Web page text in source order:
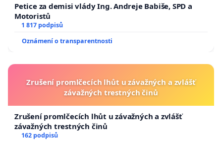
Petice za demisi vlády Ing. Andreje Babiše, SPD a
Motoristů
1 817 podpisů
Oznámení o transparentnosti
Zrušení promlčecích lhůt u závažných a zvlášť
závažných trestných činů
Zrušení promlčecích lhůt u závažných a zvlášť
závažných trestných činů
162 podpisů